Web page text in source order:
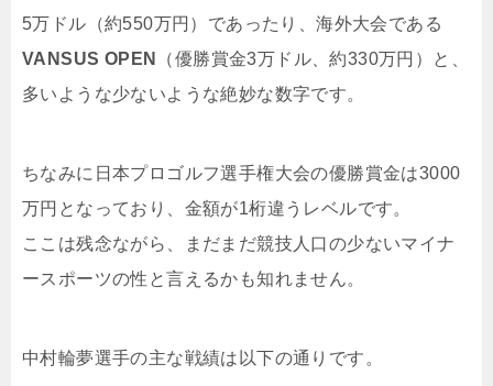
5万ドル（約550万円）であったり、海外大会である
VANSUS OPEN
（優勝賞金3万ドル、約330万円）と、
多いような少ないような絶妙な数字です。
ちなみに日本プロゴルフ選手権大会の優勝賞金は3000
万円となっており、金額が1桁違うレベルです。
ここは残念ながら、まだまだ競技人口の少ないマイナ
ースポーツの性と言えるかも知れません。
中村輪夢選手の主な戦績は以下の通りです。